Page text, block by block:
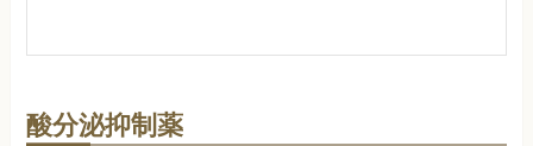
酸分泌抑制薬